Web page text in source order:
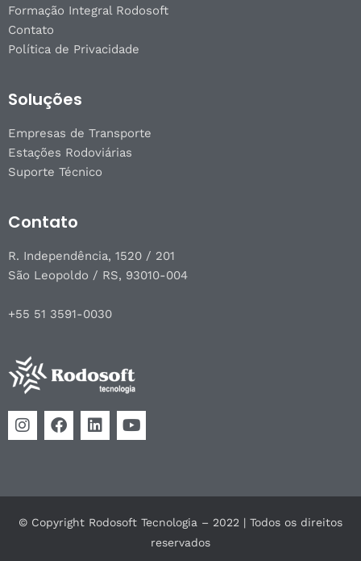
Formação Integral Rodosoft
Contato
Política de Privacidade
Soluções
Empresas de Transporte
Estações Rodoviárias
Suporte Técnico
Contato
R. Independência, 1520 / 201
São Leopoldo / RS, 93010-004
+55 51 3591-0030
© Copyright Rodosoft Tecnologia – 2022 | Todos os direitos
reservados